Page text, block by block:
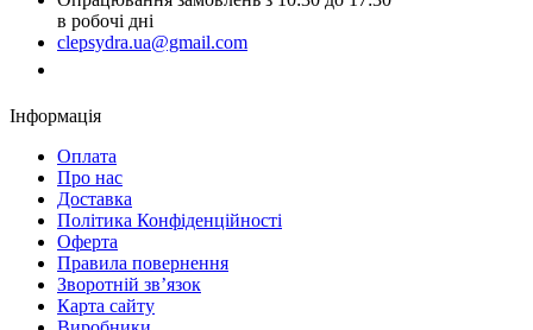
в робочі дні
clepsydra.ua@gmail.com
Інформація
Оплата
Про нас
Доставка
Політика Конфіденційності
Оферта
Правила повернення
Зворотній зв’язок
Карта сайту